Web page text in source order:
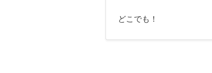
どこでも！